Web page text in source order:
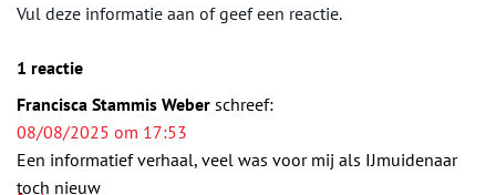
Vul deze informatie aan of geef een reactie.
1 reactie
Francisca Stammis Weber schreef:
08/08/2025 om 17:53
Een informatief verhaal, veel was voor mij als IJmuidenaar
toch nieuw